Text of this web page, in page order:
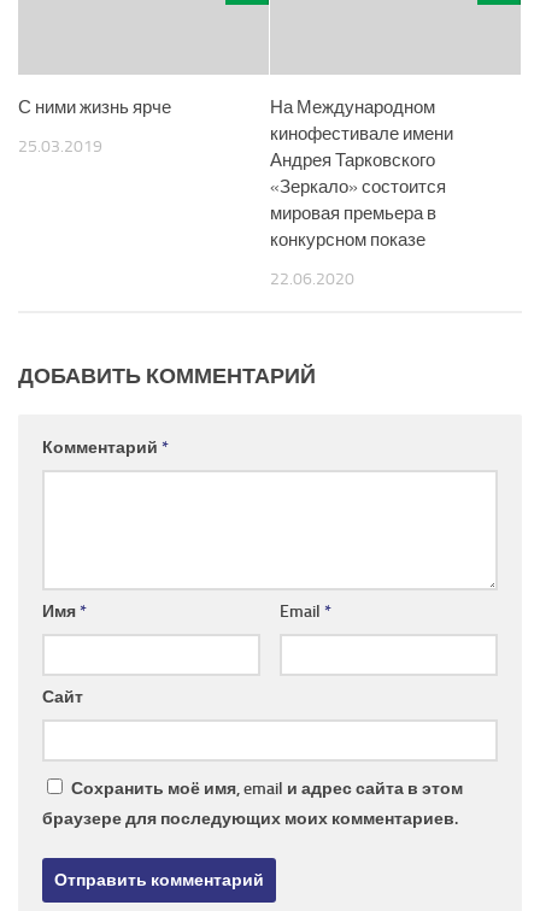
С ними жизнь ярче
25.03.2019
На Международном
кинофестивале имени
Андрея Тарковского
«Зеркало» состоится
мировая премьера в
конкурсном показе
22.06.2020
ДОБАВИТЬ КОММЕНТАРИЙ
Комментарий *
Имя* Email *
Сайт
Сохранить моё имя, email и адрес сайта в этом
браузере для последующих моих комментариев.